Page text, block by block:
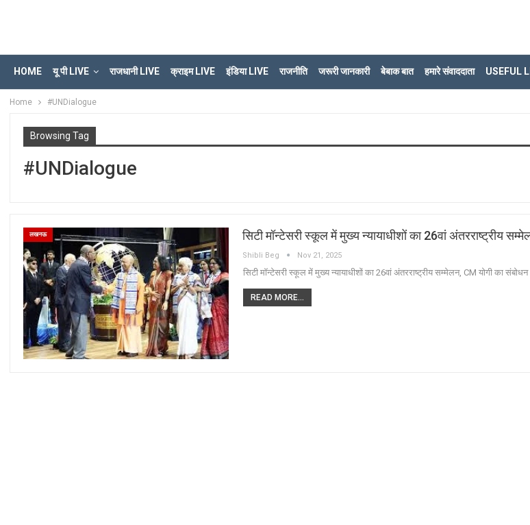
HOME यू पी LIVE राजधानी LIVE क्राइम LIVE इंडिया LIVE राजनीति जरूरी जानकारी बेबाक बात हमारे संवाददाता USEFUL
Home #UNDialogue
Browsing Tag
#UNDialogue
लखनऊ सिटी मॉन्टेसरी स्कूल में मुख्य न्यायाधीशों का 26वां अंतरराष्ट्रीय
Shibli Beg Nov 21, 2025
सिटी मॉन्टेसरी स्कूल में मुख्य न्यायाधीशों का 26वां अंतरराष्ट्रीय सम्मेलन, CM योगी का संबोधन
READ MORE...